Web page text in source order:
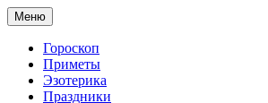
Меню
Гороскоп
Приметы
Эзотерика
Праздники